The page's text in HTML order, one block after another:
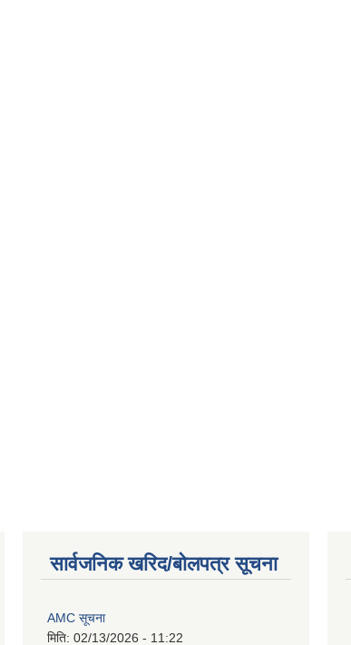
सार्वजनिक खरिद/बोलपत्र सूचना
AMC सूचना
मिति: 02/13/2026 - 11:22